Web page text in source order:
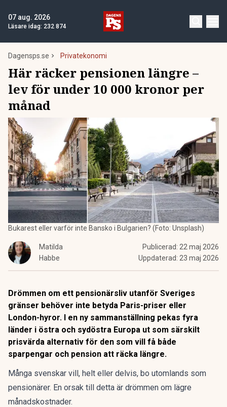
07 aug. 2026
Läsare idag: 232 874
Dagensps.se Privatekonomi
Här räcker pensionen längre –
lev för under 10 000 kronor per
månad
Bukarest eller varför inte Bansko i Bulgarien? (Foto: Unsplash)
Matilda
Habbe
Publicerad: 22 maj 2026
Uppdaterad: 23 maj 2026
Drömmen om ett pensionärsliv utanför Sveriges
gränser behöver inte betyda Paris-priser eller
London-hyror. I en ny sammanställning pekas fyra
länder i östra och sydöstra Europa ut som särskilt
prisvärda alternativ för den som vill få både
sparpengar och pension att räcka längre.
Många svenskar vill, helt eller delvis, bo utomlands som
pensionärer. En orsak till detta är drömmen om lägre
månadskostnader.